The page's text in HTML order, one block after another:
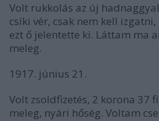
Volt rukkolás az új
csíki vér, csak nem kell
ezt ő jelentette ki. Láttam ma
meleg.
1917. június 21.
Volt zsoldfizetés, 2 korona 37
meleg, nyári hőség. Voltam